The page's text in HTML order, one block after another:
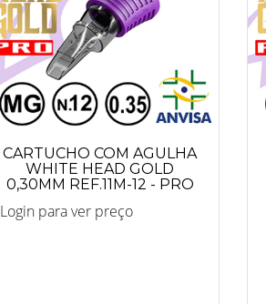
CARTUCHO COM AGULHA
WHITE HEAD GOLD
0,30MM REF.11M-12 - PRO
Login para ver preço